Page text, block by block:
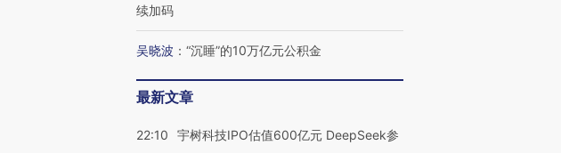
续加码
吴晓波 ： “沉睡”的10万亿元公积金
最新文章
22:10
宇树科技IPO估值600亿元 DeepSeek参